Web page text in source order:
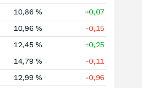
10,86 %
+0,07
10,96 %
-0,15
12,45 %
+0,25
14,79 %
-0,11
12,99 % -0,96